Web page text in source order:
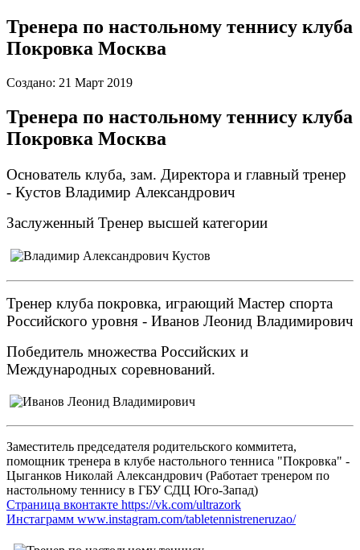
Тренера по настольному теннису клуба
Покровка Москва
Создано: 21 Март 2019
Тренера по настольному теннису клуба
Покровка Москва
Основатель клуба, зам. Директора и главный тренер
- Кустов Владимир Александрович
Заслуженный Тренер высшей категории
Тренер клуба покровка, играющий Мастер спорта
Российского уровня - Иванов Леонид Владимирович
Победитель множества Российских и
Международных соревнований.
Заместитель председателя родительского коммитета,
помощник тренера в клубе настольного тенниса "Покровка" -
Цыганков Николай Александрович (Работает тренером по
настольному теннису в ГБУ СДЦ Юго-Запад)
Страница вконтакте https://vk.com/ultrazork
Инстаграмм www.instagram.com/tabletennistreneruzao/